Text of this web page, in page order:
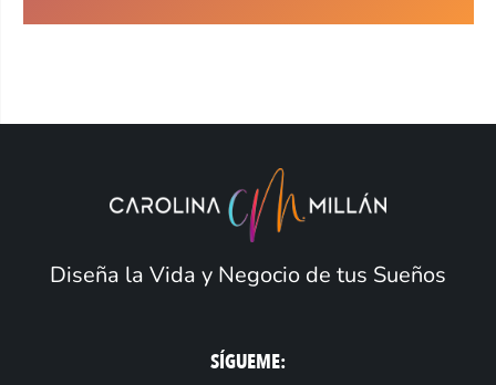
Diseña la Vida y Negocio de tus Sueños
SÍGUEME: